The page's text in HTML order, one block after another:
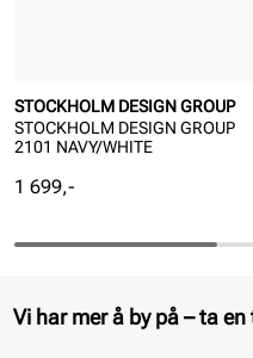
STOCKHOLM DESIGN GROUP
STOCKHOLM DESIGN GROUP
2101 NAVY/WHITE
Pris
1 699,-
Vi har mer å by på – ta